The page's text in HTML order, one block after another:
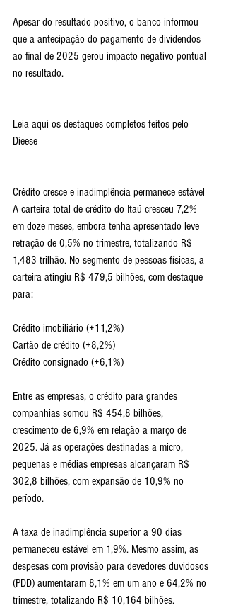
Apesar do resultado positivo, o banco informou
que a antecipação do pagamento de dividendos
ao final de 2025 gerou impacto negativo pontual
no resultado.
Leia aqui os destaques completos feitos pelo
Dieese
Crédito cresce e inadimplência permanece estável
A carteira total de crédito do Itaú cresceu 7,2%
em doze meses, embora tenha apresentado leve
retração de 0,5% no trimestre, totalizando R$
1,483 trilhão. No segmento de pessoas físicas, a
carteira atingiu R$ 479,5 bilhões, com destaque
para:
Crédito imobiliário (+11,2%)
Cartão de crédito (+8,2%)
Crédito consignado (+6,1%)
Entre as empresas, o crédito para grandes
companhias somou R$ 454,8 bilhões,
crescimento de 6,9% em relação a março de
2025. Já as operações destinadas a micro,
pequenas e médias empresas alcançaram R$
302,8 bilhões, com expansão de 10,9% no
período.
A taxa de inadimplência superior a 90 dias
permaneceu estável em 1,9%. Mesmo assim, as
despesas com provisão para devedores duvidosos
(PDD) aumentaram 8,1% em um ano e 64,2% no
trimestre, totalizando R$ 10,164 bilhões.